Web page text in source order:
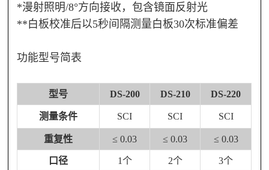
*漫射照明/8°方向接收，包含镜面反射光
**白板校准后以5秒间隔测量白板30次标准偏差
功能型号简表
型号 DS-200 DS-210 DS-220
测量条件 SCI SCI SCI
重复性 ≤ 0.03 ≤ 0.03 ≤ 0.03
口径 1个 2个 3个